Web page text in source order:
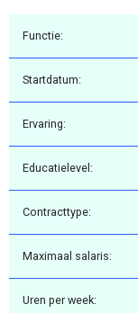
Functie:
Startdatum:
Ervaring:
Educatielevel:
Contracttype:
Maximaal salaris:
Uren per week: